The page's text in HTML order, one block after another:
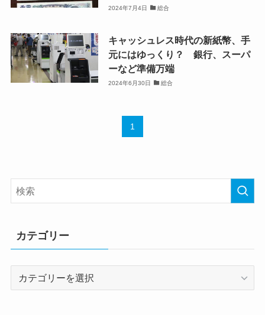
2024年7月4日 総合
キャッシュレス時代の新紙幣、手
元にはゆっくり？ 銀行、スーパ
ーなど準備万端
2024年6月30日 総合
1
カテゴリー